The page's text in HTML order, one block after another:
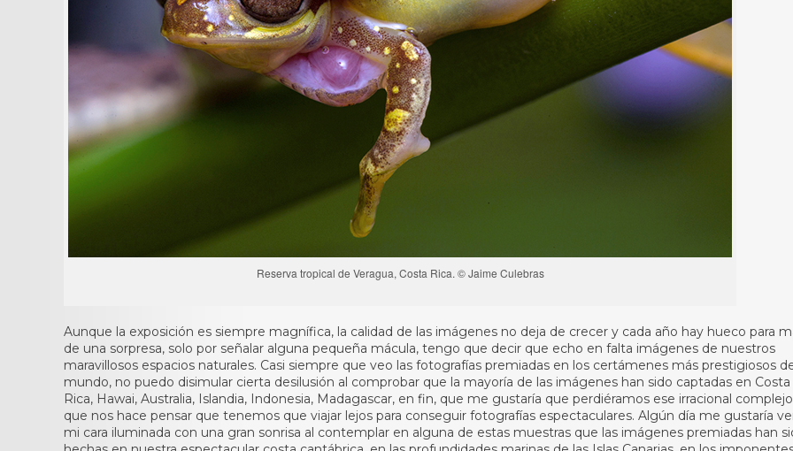
Reserva tropical de Veragua, Costa Rica. © Jaime Culebras
Aunque la exposición es siempre magnífica, la calidad de las imágenes no deja de crecer y cada año hay hueco para
de una sorpresa, solo por señalar alguna pequeña mácula, tengo que decir que echo en falta imágenes de nuestros
maravillosos espacios naturales. Casi siempre que veo las fotografías premiadas en los certámenes más prestigiosos
mundo, no puedo disimular cierta desilusión al comprobar que la mayoría de las imágenes han sido captadas en Costa
Rica, Hawai, Australia, Islandia, Indonesia, Madagascar, en fin, que me gustaría que perdiéramos ese irracional complejo
que nos hace pensar que tenemos que viajar lejos para conseguir fotografías espectaculares. Algún día me gustaría
mi cara iluminada con una gran sonrisa al contemplar en alguna de estas muestras que las imágenes premiadas han